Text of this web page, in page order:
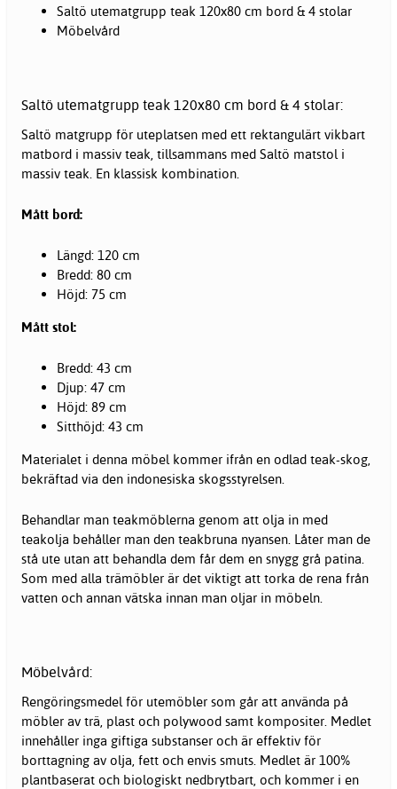
Saltö utematgrupp teak 120x80 cm bord & 4 stolar
Möbelvård
Saltö utematgrupp teak 120x80 cm bord & 4 stolar:
Saltö matgrupp för uteplatsen med ett rektangulärt vikbart
matbord i massiv teak, tillsammans med Saltö matstol i
massiv teak. En klassisk kombination.
Mått bord:
Längd: 120 cm
Bredd: 80 cm
Höjd: 75 cm
Mått stol:
Bredd: 43 cm
Djup: 47 cm
Höjd: 89 cm
Sitthöjd: 43 cm
Materialet i denna möbel kommer ifrån en odlad teak-skog,
bekräftad via den indonesiska skogsstyrelsen.
Behandlar man teakmöblerna genom att olja in med
teakolja behåller man den teakbruna nyansen. Låter man de
stå ute utan att behandla dem får dem en snygg grå patina.
Som med alla trämöbler är det viktigt att torka de rena från
vatten och annan vätska innan man oljar in möbeln.
Möbelvård:
Rengöringsmedel för utemöbler som går att använda på
möbler av trä, plast och polywood samt kompositer. Medlet
innehåller inga giftiga substanser och är effektiv för
borttagning av olja, fett och envis smuts. Medlet är 100%
plantbaserat och biologiskt nedbrytbart, och kommer i en